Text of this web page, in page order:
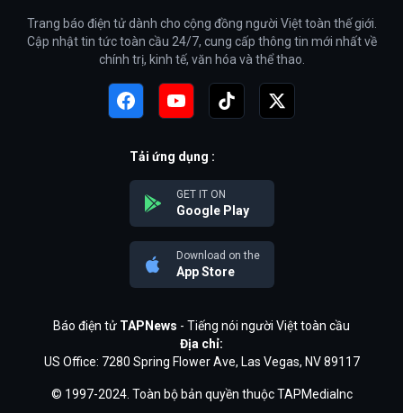
Trang báo điện tử dành cho cộng đồng người Việt toàn thế giới.
Cập nhật tin tức toàn cầu 24/7, cung cấp thông tin mới nhất về
chính trị, kinh tế, văn hóa và thể thao.
Tải ứng dụng :
GET IT ON
Google Play
Download on the
App Store
Báo điện tử TAPNews - Tiếng nói người Việt toàn cầu
Địa chỉ:
US Office: 7280 Spring Flower Ave, Las Vegas, NV 89117
© 1997-2024. Toàn bộ bản quyền thuộc TAPMediaInc